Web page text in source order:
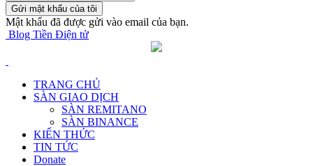
Mật khẩu đã được gửi vào email của bạn.
Blog Tiền Điện tử
TRANG CHỦ
SÀN GIAO DỊCH
SÀN REMITANO
SÀN BINANCE
KIẾN THỨC
TIN TỨC
Donate